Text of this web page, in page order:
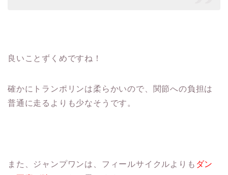
良いことずくめですね！
確かにトランポリンは柔らかいので、関節への負担は
普通に走るよりも少なそうです。
また、ジャンプワンは、フィールサイクルよりも ダン